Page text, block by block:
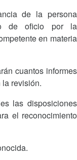
de la persona
o de oficio por la
en materia
cuantos informes
revisión.
las disposiciones
el reconocimiento